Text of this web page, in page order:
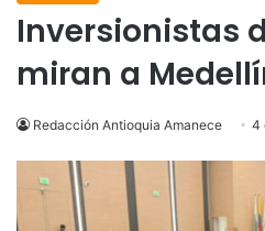
Inversionistas
miran a
Redacción Antioquia Amanece 4